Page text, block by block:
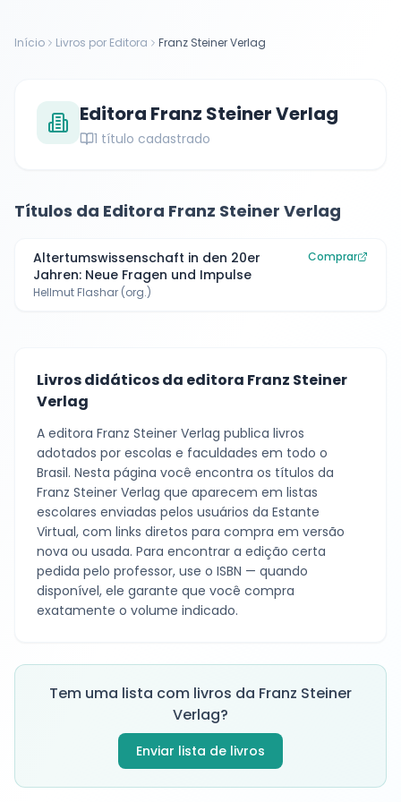
Início Livros por Editora Franz Steiner Verlag
Editora Franz Steiner Verlag
1 título cadastrado
Títulos da Editora Franz Steiner Verlag
Altertumswissenschaft in den 20er
Jahren: Neue Fragen und Impulse
Hellmut Flashar (org.)
Comprar
Livros didáticos da editora Franz Steiner
Verlag
A editora Franz Steiner Verlag publica livros
adotados por escolas e faculdades em todo o
Brasil. Nesta página você encontra os títulos da
Franz Steiner Verlag que aparecem em listas
escolares enviadas pelos usuários da Estante
Virtual, com links diretos para compra em versão
nova ou usada. Para encontrar a edição certa
pedida pelo professor, use o ISBN — quando
disponível, ele garante que você compra
exatamente o volume indicado.
Tem uma lista com livros da Franz Steiner
Verlag?
Enviar lista de livros